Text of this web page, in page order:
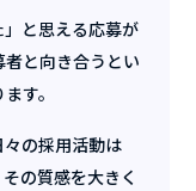
と思える応募が
と向き合うとい
す。
の採用活動は
の質感を大きく